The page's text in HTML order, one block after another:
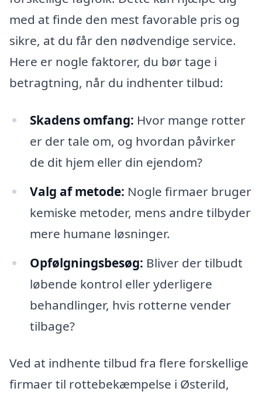
med at finde den mest favorable pris og
sikre, at du får den nødvendige service.
Here er nogle faktorer, du bør tage i
betragtning, når du indhenter tilbud:
Skadens omfang: Hvor mange rotter
er der tale om, og hvordan påvirker
de dit hjem eller din ejendom?
Valg af metode: Nogle firmaer bruger
kemiske metoder, mens andre tilbyder
mere humane løsninger.
Opfølgningsbesøg: Bliver der tilbudt
løbende kontrol eller yderligere
behandlinger, hvis rotterne vender
tilbage?
Ved at indhente tilbud fra flere forskellige
firmaer til rottebekæmpelse i Østerild,